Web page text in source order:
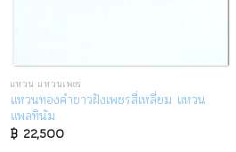
แหวน แหวนเพชร
แหวนทองคำขาวฝังเพชรสี่เหลี่ยม แหวน
แพลทินัม
฿22,500